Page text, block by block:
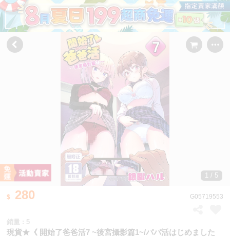
1 / 5
280 G05719553
銷量 : 5
現貨★《 開始了爸爸活7 ~後宮攝影篇1~/パパ活はじめました